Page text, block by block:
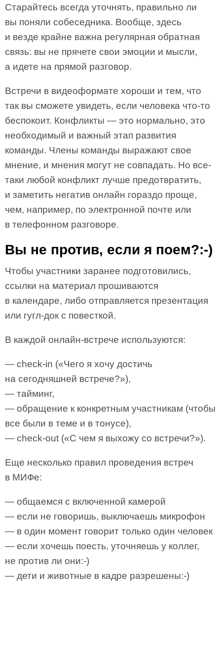
Старайтесь всегда уточнять, правильно ли
вы поняли собеседника. Вообще, здесь
и везде крайне важна регулярная обратная
связь: вы не прячете свои эмоции и мысли,
а идете на прямой разговор.
Встречи в видеоформате хороши и тем, что
так вы сможете увидеть, если человека что-то
беспокоит. Конфликты — это нормально, это
необходимый и важный этап развития
команды. Члены команды выражают свое
мнение, и мнения могут не совпадать. Но все-
таки любой конфликт лучше предотвратить,
и заметить негатив онлайн гораздо проще,
чем, например, по электронной почте или
в телефонном разговоре.
Вы не против, если я поем?:-)
Чтобы участники заранее подготовились,
ссылки на материал прошиваются
в календаре, либо отправляется презентация
или гугл-док с повесткой.
В каждой онлайн-встрече используются:
— check-in («Чего я хочу достичь
на сегодняшней встрече?»),
— тайминг,
— обращение к конкретным участникам (чтобы
все были в теме и в тонусе),
— check-out («С чем я выхожу со встречи?»).
Еще несколько правил проведения встреч
в МИФе:
— общаемся с включенной камерой
— если не говоришь, выключаешь микрофон
— в один момент говорит только один человек
— если хочешь поесть, уточняешь у коллег,
не против ли они:-)
— дети и животные в кадре разрешены:-)